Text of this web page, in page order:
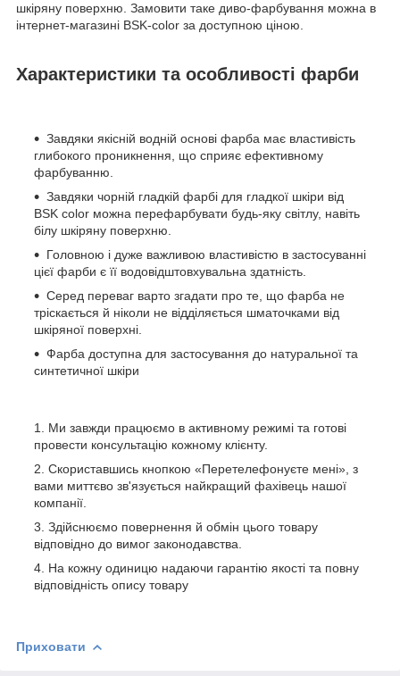
шкіряну поверхню. Замовити таке диво-фарбування можна в
інтернет-магазині BSK-color за доступною ціною.
Характеристики та особливості фарби
Завдяки якісній водній основі фарба має властивість
глибокого проникнення, що сприяє ефективному
фарбуванню.
Завдяки чорній гладкій фарбі для гладкої шкіри від
BSK color можна перефарбувати будь-яку світлу, навіть
білу шкіряну поверхню.
Головною і дуже важливою властивістю в застосуванні
цієї фарби є її водовідштовхувальна здатність.
Серед переваг варто згадати про те, що фарба не
тріскається й ніколи не відділяється шматочками від
шкіряної поверхні.
Фарба доступна для застосування до натуральної та
синтетичної шкіри
Ми завжди працюємо в активному режимі та готові
провести консультацію кожному клієнту.
Скориставшись кнопкою «Перетелефонуєте мені», з
вами миттєво зв'язується найкращий фахівець нашої
компанії.
Здійснюємо повернення й обмін цього товару
відповідно до вимог законодавства.
На кожну одиницю надаючи гарантію якості та повну
відповідність опису товару
Приховати